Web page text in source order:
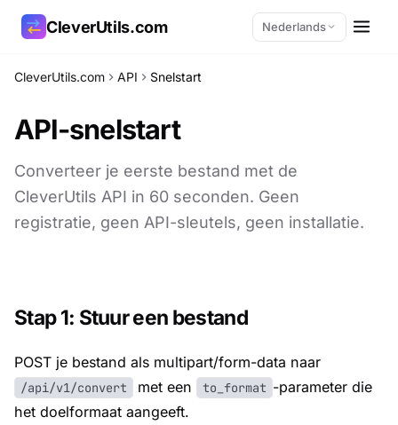
CleverUtils.com Nederlands
CleverUtils.com API Snelstart
API-snelstart
Converteer je eerste bestand met de
CleverUtils API in 60 seconden. Geen
registratie, geen API-sleutels, geen installatie.
Stap 1: Stuur een bestand
POST je bestand als multipart/form-data naar
/api/v1/convert met een to_format -parameter die
het doelformaat aangeeft.
Link kopiëren
E-mail